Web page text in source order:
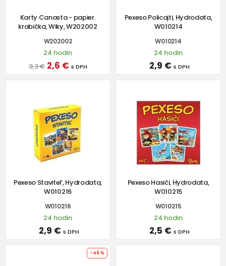
Karty Canasta - papier.
krabička, Wiky, W202002
W202002
24 hodin
3,3 € 2,6 € s DPH
Pexeso Policajti, Hydrodata,
W010214
W010214
24 hodin
2,9 € s DPH
Pexeso Staviteľ, Hydrodata,
W010216
W010216
24 hodin
2,9 € s DPH
Pexeso Hasiči, Hydrodata,
W010215
W010215
24 hodin
2,5 € s DPH
-45%